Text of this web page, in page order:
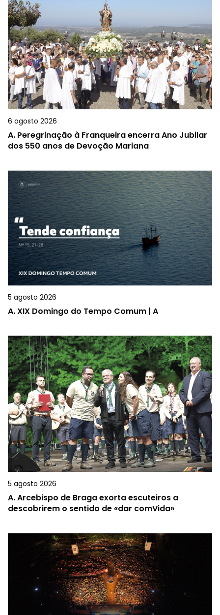
6 agosto 2026
A. Peregrinação à Franqueira encerra Ano Jubilar
dos 550 anos de Devoção Mariana
5 agosto 2026
A.XIX Domingo do Tempo Comum | A
5 agosto 2026
A.Arcebispo de Braga exorta escuteiros a
descobrirem o sentido de «dar comVida»